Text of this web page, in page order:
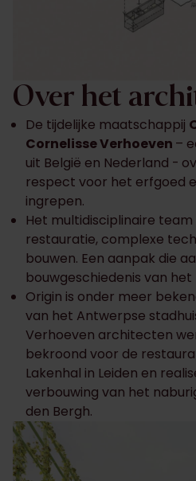
Over het
De tijdelijke maatschappij
Cornelisse Verhoeven –
uit België en Nederland -
respect voor het erfgoed
ingrepen.
Het multidisciplinaire
restauratie, complexe
bouwen. Een aanpak die
bouwgeschiedenis van het
Origin is onder meer
van het Antwerpse
Verhoeven architecten
bekroond voor de
Lakenhal in Leiden en
verbouwing van het
den Bergh.